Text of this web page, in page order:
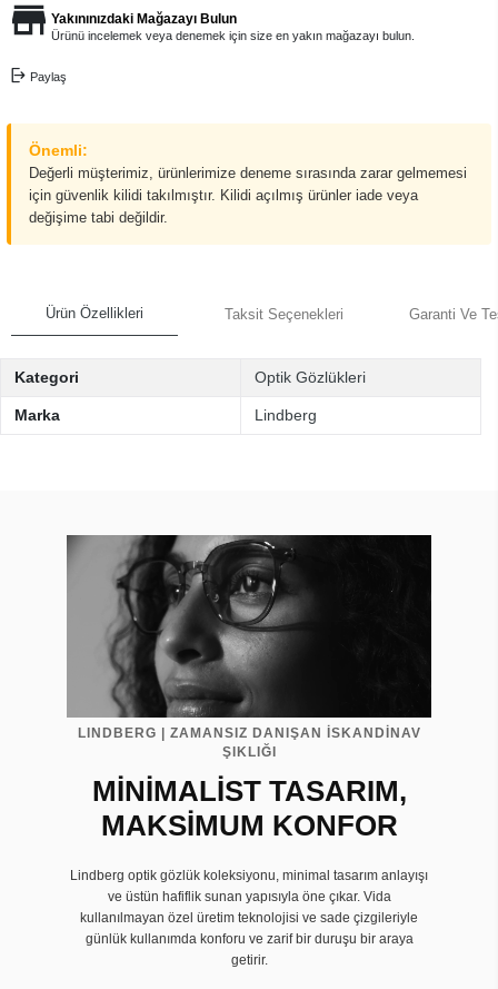
Yakınınızdaki Mağazayı Bulun
Ürünü incelemek veya denemek için size en yakın mağazayı bulun.
Paylaş
Önemli:
Değerli müşterimiz, ürünlerimize deneme sırasında zarar gelmemesi
için güvenlik kilidi takılmıştır. Kilidi açılmış ürünler iade veya
değişime tabi değildir.
Ürün Özellikleri Taksit Seçenekleri Garanti Ve
Kategori Optik Gözlükleri
Marka Lindberg
LINDBERG | ZAMANSIZ DANIŞAN İSKANDİNAV
ŞIKLIĞI
MİNİMALİST TASARIM,
MAKSİMUM KONFOR
Lindberg optik gözlük koleksiyonu, minimal tasarım anlayışı
ve üstün hafiflik sunan yapısıyla öne çıkar. Vida
kullanılmayan özel üretim teknolojisi ve sade çizgileriyle
günlük kullanımda konforu ve zarif bir duruşu bir araya
getirir.